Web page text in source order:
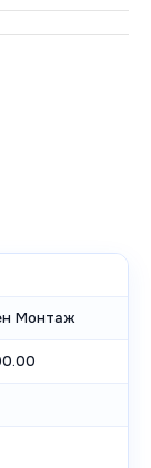
Монтаж